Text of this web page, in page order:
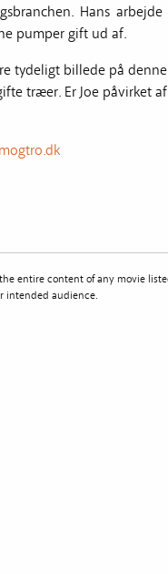
Hans
pumper gift ud af.
tydeligt billede på
træer. Er Joe påvirket
entire content of any movie
intended audience.